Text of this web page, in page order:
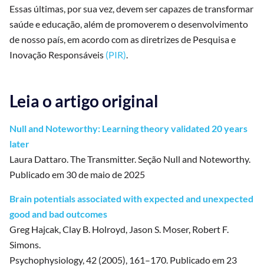
Essas últimas, por sua vez, devem ser capazes de transformar
saúde e educação, além de promoverem o desenvolvimento
de nosso país, em acordo com as diretrizes de Pesquisa e
Inovação Responsáveis (PIR).
Leia o artigo original
Null and Noteworthy: Learning theory validated 20 years
later
Laura Dattaro. The Transmitter. Seção Null and Noteworthy.
Publicado em 30 de maio de 2025
Brain potentials associated with expected and unexpected
good and bad outcomes
Greg Hajcak, Clay B. Holroyd, Jason S. Moser, Robert F.
Simons.
Psychophysiology, 42 (2005), 161–170. Publicado em 23